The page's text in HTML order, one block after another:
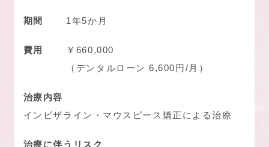
期間 1年5か月
費用
￥660,000
（デンタルローン 6,600円/月）
治療内容
インビザライン・マウスピース矯正による治療
治療に伴うリスク